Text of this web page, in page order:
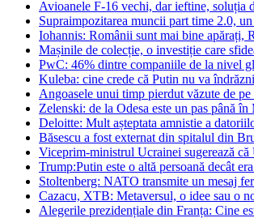
Avioanele F-16 vechi, dar ieftine, soluția
Supraimpozitarea muncii part time 2.0,
Iohannis: Românii sunt mai bine apărați,
Mașinile de colecție, o investiție care
PwC: 46% dintre companiile de la nivel
Kuleba: cine crede că Putin nu va
Angoasele unui timp pierdut văzute de
Zelenski: de la Odesa este un pas până
Deloitte: Mult așteptata amnistie a
Băsescu a fost externat din spitalul din
Viceprim-ministrul Ucrainei sugerează că
Trump:Putin este o altă persoană decât
Stoltenberg: NATO transmite un mesaj
Cazacu, XTB: Metaversul, o idee sau o
Alegerile prezidențiale din Franța: Cine